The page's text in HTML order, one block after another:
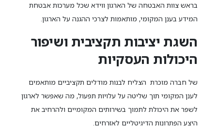
בראש צוות האבטחה של הארגון ווידא שכל מערכות אבטחת
המידע בענן המקומי, מותאמות לצרכי ההגנה על הארגון.
השגת יציבות תקציבית ושיפור
היכולות העסקיות
של חברה מוכרת הצליח לבנות מודלים תקציביים מותאמים
לענן המקומי תוך שליטה על עלויות תפעול, מה שאפשר לארגון
לשפר את היכולת לתמוך בשירותים המקומיים ולהרחיב את
היצע הפתרונות הדיגיטליים לאזרחים.